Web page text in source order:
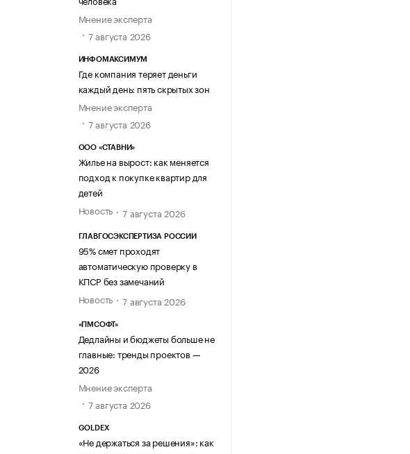
Мнение эксперта
7 августа 2026
ИНФОМАКСИМУМ
Где компания теряет деньги
каждый день: пять скрытых зон
Мнение эксперта
7 августа 2026
ООО «СТАВНИ»
Жилье на вырост: как меняется
подход к покупке квартир для
детей
Новость
7 августа 2026
ГЛАВГОСЭКСПЕРТИЗА РОССИИ
95% смет проходят
автоматическую проверку в
КПСР без замечаний
Новость
7 августа 2026
«ПМСОФТ»
Дедлайны и бюджеты больше не
главные: тренды проектов —
2026
Мнение эксперта
7 августа 2026
GOLDEX
«Не держаться за решения»: как